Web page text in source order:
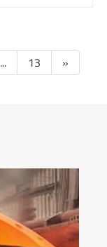
... 13 »